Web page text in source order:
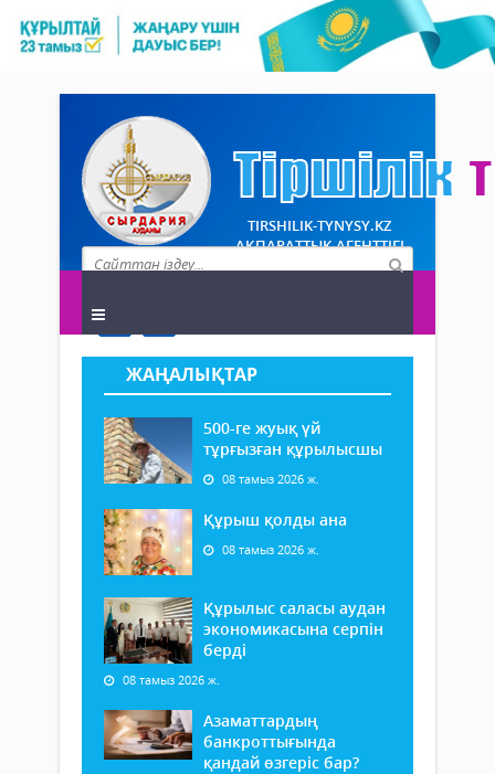
TIRSHILIK-TYNYSY.KZ
АҚПАРАТТЫҚ АГЕНТТІГІ
ЖАҢАЛЫҚТАР
500-ге жуық үй
тұрғызған құрылысшы
08 тамыз 2026 ж.
Құрыш қолды ана
08 тамыз 2026 ж.
Құрылыс саласы аудан
экономикасына серпін
берді
08 тамыз 2026 ж.
Азаматтардың
банкроттығында
қандай өзгеріс бар?